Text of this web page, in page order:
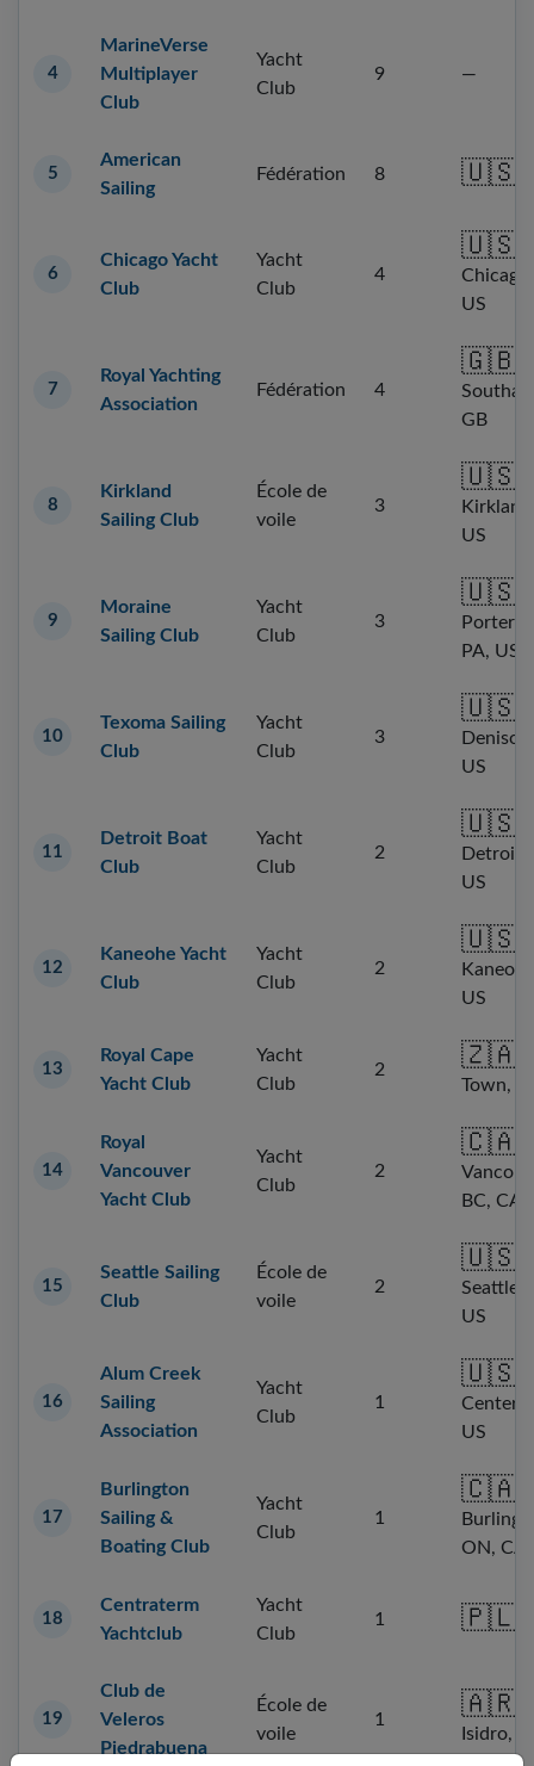
4
MarineVerse
Multiplayer
Club
Yacht
Club
9 —
5
American
Sailing
Fédération 8 🇺🇸
6
Chicago Yacht
Club
Yacht
Club
4
🇺🇸
US
7
Royal Yachting
Association
Fédération 4
🇬🇧
GB
8
Kirkland
Sailing Club
École de
voile
3
🇺🇸
US
9
Moraine
Sailing Club
Yacht
Club
3
🇺🇸
PA, US
10
Texoma Sailing
Club
Yacht
Club
3
🇺🇸
US
11
Detroit Boat
Club
Yacht
Club
2
🇺🇸
Detroit,
US
12
Kaneohe Yacht
Club
Yacht
Club
2
🇺🇸
US
13
Royal Cape
Yacht Club
Yacht
Club
2 🇿🇦
Town,
14
Royal
Vancouver
Yacht Club
Yacht
Club
2
🇨🇦
BC, CA
15
Seattle Sailing
Club
École de
voile
2
🇺🇸
Seattle,
US
16
Alum Creek
Sailing
Association
Yacht
Club
1
🇺🇸
Center,
US
17
Burlington
Sailing &
Boating Club
Yacht
Club
1
🇨🇦
ON, CA
18
Centraterm
Yachtclub
Yacht
Club
1 🇵🇱
19
Club de
Veleros
Piedrabuena
École de
voile
1
🇦🇷
Isidro,